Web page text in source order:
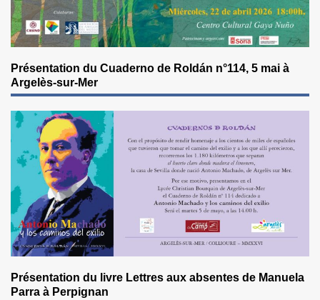
Présentation du Cuaderno de Roldán n°114, 5 mai à
Argelès-sur-Mer
Présentation du livre Lettres aux absentes de Manuela
Parra à Perpignan